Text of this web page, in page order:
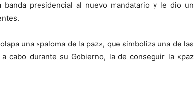
presidencial al nuevo mandatario y le dio un
una «paloma de la paz», que simboliza una de las
cabo durante su Gobierno, la de conseguir la «paz